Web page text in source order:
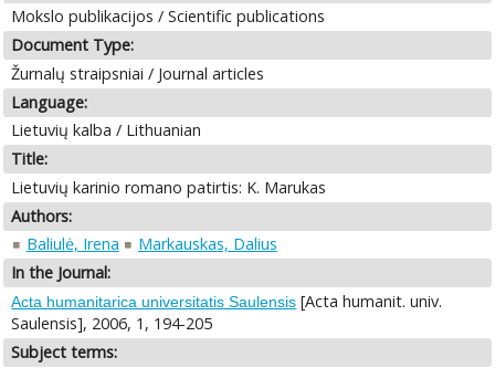
Mokslo publikacijos / Scientific publications
Document Type:
Žurnalų straipsniai / Journal articles
Language:
Lietuvių kalba / Lithuanian
Title:
Lietuvių karinio romano patirtis: K. Marukas
Authors:
Baliulė, Irena
Markauskas, Dalius
In the Journal:
Acta humanitarica universitatis Saulensis [Acta humanit. univ.
Saulensis], 2006, 1, 194-205
Subject terms: